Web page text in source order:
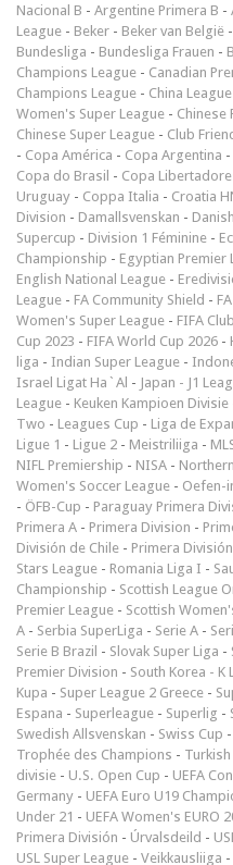
Nacional B - Argentine Primera B -
League - Beker - Beker van België -
Bundesliga - Bundesliga Frauen -
Champions League - Canadian
Champions League - China
Women's Super League - Chinese
Chinese Super League - Club
- Copa América - Copa Argentina -
Copa do Brasil - Copa
Uruguay - Coppa Italia - Croatia
Division - Damallsvenskan -
Supercup - Division 1 Féminine -
Championship - Egyptian Premier
English National League -
League - FA Community Shield -
Women's Super League - FIFA
Cup 2023 - FIFA World Cup 2026 -
liga - Indian Super League -
Israel Ligat Ha`Al - Japan - J1
League - Keuken Kampioen Divisie
Two - Leagues Cup - Liga de
Ligue 1 - Ligue 2 - Meistriliiga -
NIFL Premiership - NISA -
Women's Soccer League - Oefen-
- ÖFB-Cup - Paraguay Primera
Primera A - Primera Division -
División de Chile - Primera
Stars League - Romania Liga I -
Championship - Scottish League
Premier League - Scottish
A - Serbia SuperLiga - Serie A -
Serie B Brazil - Slovak Super Liga -
Premier Division - South Korea - K
Kupa - Super League 2 Greece -
Espana - Superleague - Superlig -
Swedish Allsvenskan - Swiss Cup -
Trophée des Champions - Turkish
divisie - U.S. Open Cup - UEFA
Germany - UEFA Euro U19
Under 21 - UEFA Women's EURO
Primera División - Úrvalsdeild -
USL Super League - Veikkausliiga -